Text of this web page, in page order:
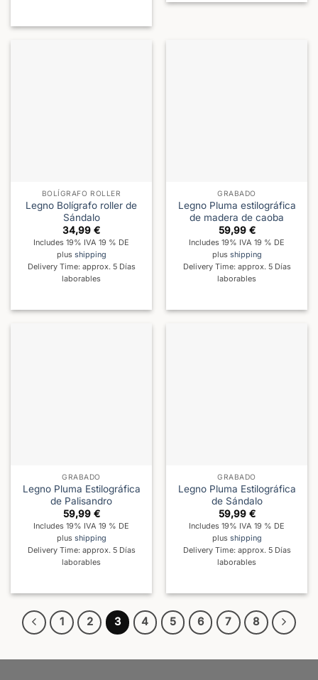
BOLÍGRAFO ROLLER
Legno Bolígrafo roller de
Sándalo
34,99 €
Includes 19% IVA 19 % DE
plus shipping
Delivery Time: approx. 5 Días
laborables
GRABADO
Legno Pluma estilográfica
de madera de caoba
59,99 €
Includes 19% IVA 19 % DE
plus shipping
Delivery Time: approx. 5 Días
laborables
GRABADO
Legno Pluma Estilográfica
de Palisandro
59,99 €
Includes 19% IVA 19 % DE
plus shipping
Delivery Time: approx. 5 Días
laborables
GRABADO
Legno Pluma Estilográfica
de Sándalo
59,99 €
Includes 19% IVA 19 % DE
plus shipping
Delivery Time: approx. 5 Días
laborables
1 2 3 4 5 6 7 8